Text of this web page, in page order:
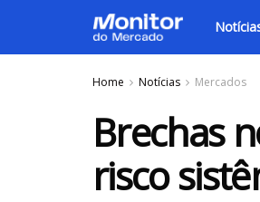
Home Notícias Mercados
Brechas
risco